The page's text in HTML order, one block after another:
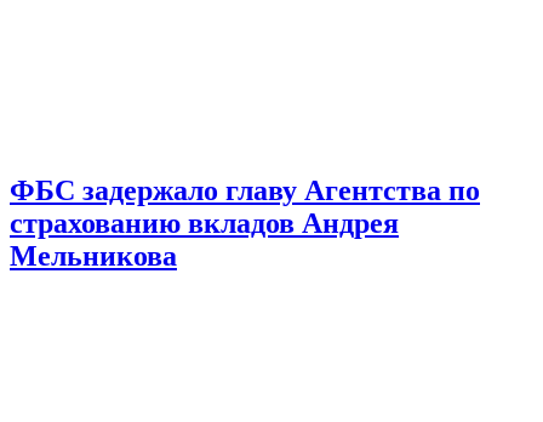
ФБС задержало главу Агентства по
страхованию вкладов Андрея
Мельникова